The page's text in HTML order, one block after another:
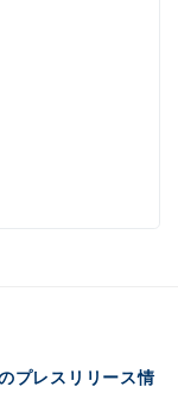
プレスリリース情